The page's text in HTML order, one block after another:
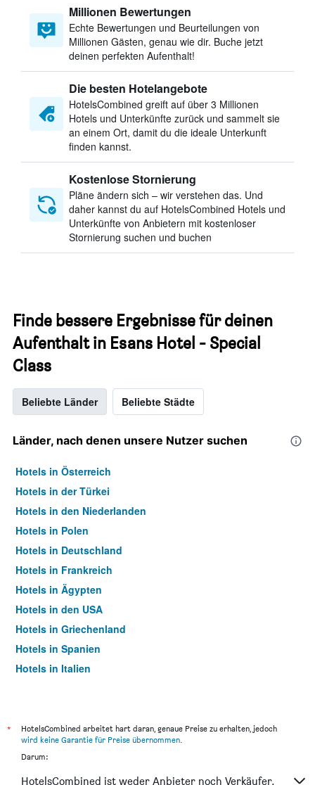
Millionen Bewertungen
Echte Bewertungen und Beurteilungen von
Millionen Gästen, genau wie dir. Buche jetzt
deinen perfekten Aufenthalt!
Die besten Hotelangebote
HotelsCombined greift auf über 3 Millionen
Hotels und Unterkünfte zurück und sammelt sie
an einem Ort, damit du die ideale Unterkunft
finden kannst.
Kostenlose Stornierung
Pläne ändern sich – wir verstehen das. Und
daher kannst du auf HotelsCombined Hotels und
Unterkünfte von Anbietern mit kostenloser
Stornierung suchen und buchen
Finde bessere Ergebnisse für deinen
Aufenthalt in Esans Hotel - Special
Class
Beliebte Länder Beliebte Städte
Länder, nach denen unsere Nutzer suchen
Hotels in Österreich
Hotels in der Türkei
Hotels in den Niederlanden
Hotels in Polen
Hotels in Deutschland
Hotels in Frankreich
Hotels in Ägypten
Hotels in den USA
Hotels in Griechenland
Hotels in Spanien
Hotels in Italien
*
HotelsCombined arbeitet hart daran, genaue Preise zu erhalten, jedoch
wird keine Garantie für Preise übernommen.
Darum:
HotelsCombined ist weder Anbieter noch Verkäufer.